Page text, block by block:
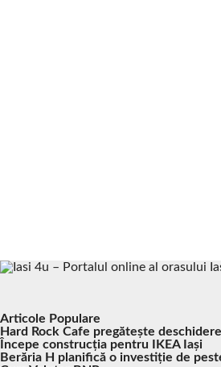
Articole Populare
Hard Rock Cafe pregătește
Începe construcția pentru IKEA Iași
Berăria H planifică o investiție de